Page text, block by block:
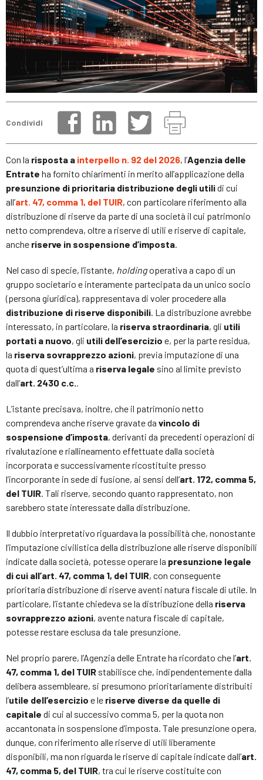
Condividi
Con la risposta a interpello n. 92 del 2026, l’Agenzia delle
Entrate ha fornito chiarimenti in merito all’applicazione della
presunzione di prioritaria distribuzione degli utilidi cui
all’art. 47, comma 1, del TUIR, con particolare riferimento alla
distribuzione di riserve da parte di una società il cui patrimonio
netto comprendeva, oltre a riserve di utili e riserve di capitale,
anche riserve in sospensione d’imposta.
Nel caso di specie, l’istante, holdingoperativa a capo di un
gruppo societario e interamente partecipata da un unico socio
(persona giuridica), rappresentava di voler procedere alla
distribuzione di riserve disponibili. La distribuzione avrebbe
interessato, in particolare, la riserva straordinaria, gli utili
portati a nuovo, gli utili dell’esercizio e, per la parte residua,
la riserva sovrapprezzo azioni, previa imputazione di una
quota di quest’ultima a riserva legale sino al limite previsto
dall’art. 2430 c.c..
L’istante precisava, inoltre, che il patrimonio netto
comprendeva anche riserve gravate da vincolo di
sospensione d’imposta, derivanti da precedenti operazioni di
rivalutazione e riallineamento effettuate dalla società
incorporata e successivamente ricostituite presso
l’incorporante in sede di fusione, ai sensi dell’art. 172, comma 5,
del TUIR. Tali riserve, secondo quanto rappresentato, non
sarebbero state interessate dalla distribuzione.
Il dubbio interpretativo riguardava la possibilità che, nonostante
l’imputazione civilistica della distribuzione alle riserve disponibili
indicate dalla società, potesse operare la presunzione legale
di cui all’art. 47, comma 1, del TUIR, con conseguente
prioritaria distribuzione di riserve aventi natura fiscale di utile. In
particolare, l’istante chiedeva se la distribuzione della riserva
sovrapprezzo azioni, avente natura fiscale di capitale,
potesse restare esclusa da tale presunzione.
Nel proprio parere, l’Agenzia delle Entrate ha ricordato che l’art.
47, comma 1, del TUIR stabilisce che, indipendentemente dalla
delibera assembleare, si presumono prioritariamente distribuiti
l’utile dell’esercizio e le riserve diverse da quelle di
capitale di cui al successivo comma 5, per la quota non
accantonata in sospensione d’imposta. Tale presunzione opera,
dunque, con riferimento alle riserve di utili liberamente
disponibili, ma non riguarda le riserve di capitale indicate dall’art.
47, comma 5, del TUIR, tra cui le riserve costituite con